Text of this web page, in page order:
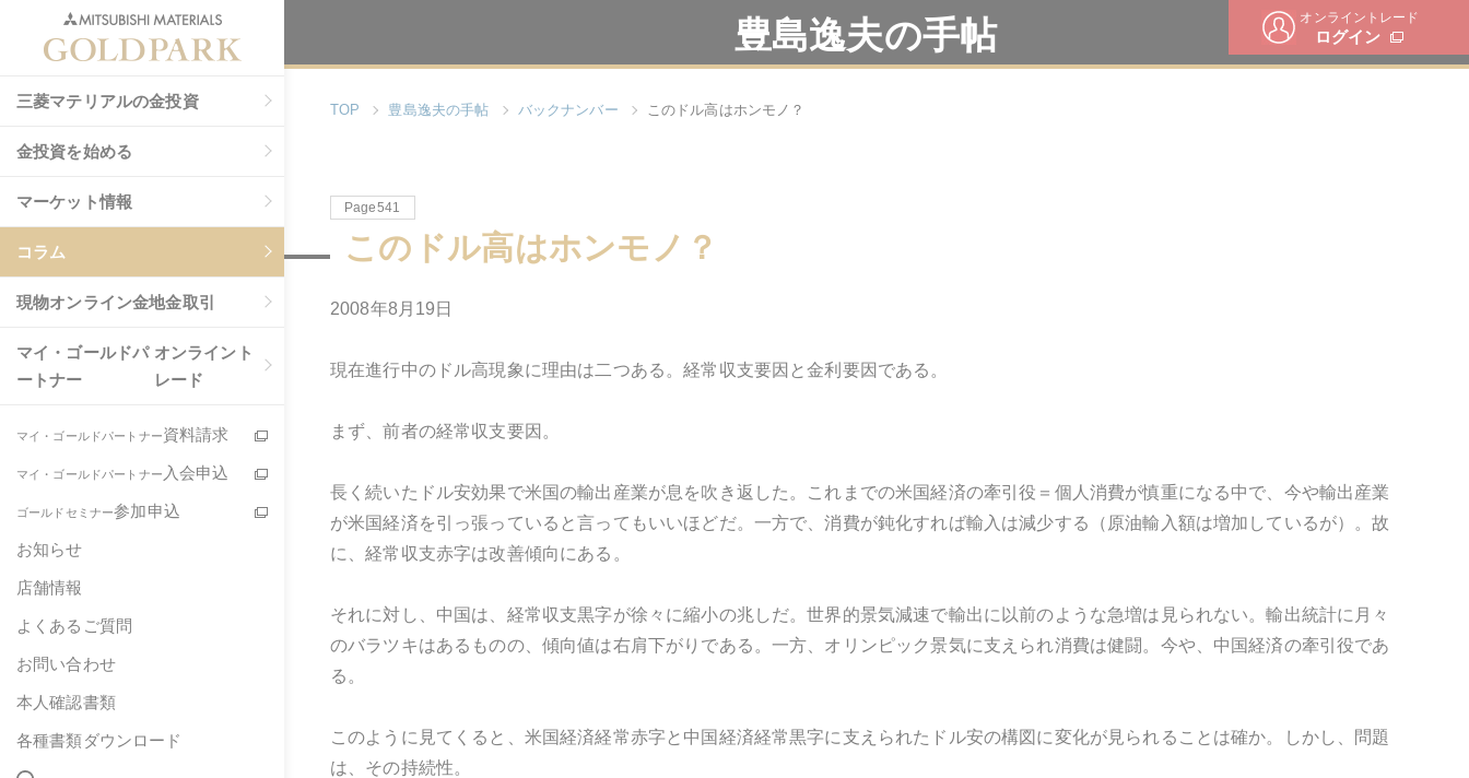
オンライントレード
ログイン
三菱マテリアルの金投資
金投資を始める
マーケット情報
コラム
現物オンライン金地金取引
マイ・ゴールドパ
ートナー
オンライント
レード
マイ・ゴールドパートナー資料請求
マイ・ゴールドパートナー 入会申込
ゴールドセミナー参加申込
お知らせ
店舗情報
よくあるご質問
お問い合わせ
本人確認書類
各種書類ダウンロード
豊島逸夫の手帖
TOP 豊島逸夫の手帖 バックナンバー このドル高はホンモノ？
Page541
このドル高はホンモノ？
2008年8月19日
現在進行中のドル高現象に理由は二つある。経常収支要因と金利要因である。
まず、前者の経常収支要因。
長く続いたドル安効果で米国の輸出産業が息を吹き返した。これまでの米国経済の牽引役＝個人消費が慎重になる中で、今や輸出産業
が米国経済を引っ張っていると言ってもいいほどだ。一方で、消費が鈍化すれば輸入は減少する（原油輸入額は増加しているが）。故
に、経常収支赤字は改善傾向にある。
それに対し、中国は、経常収支黒字が徐々に縮小の兆しだ。世界的景気減速で輸出に以前のような急増は見られない。輸出統計に月々
のバラツキはあるものの、傾向値は右肩下がりである。一方、オリンピック景気に支えられ消費は健闘。今や、中国経済の牽引役であ
る。
このように見てくると、米国経済経常赤字と中国経済経常黒字に支えられたドル安の構図に変化が見られることは確か。しかし、問題
は、その持続性。